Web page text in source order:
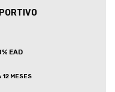
EAD
12 MESES